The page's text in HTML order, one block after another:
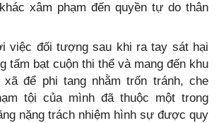
xâm phạm đến quyền tự do thân
việc đối tượng sau khi ra tay sát hại
tấm bạt cuộn thi thể và mang đến khu
để phi tang nhằm trốn tránh, che
tội của mình đã thuộc một trong
nặng trách nhiệm hình sự được quy